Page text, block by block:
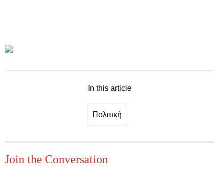
In this article
Πολιτική
Join the Conversation